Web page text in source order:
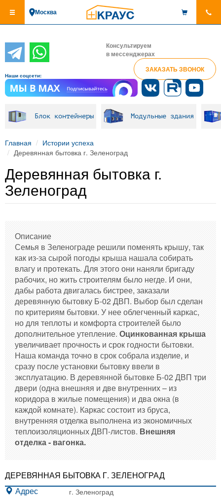
основному
Москва
Консультируем
в мессенджерах
ЗАКАЗАТЬ ЗВОНОК
Наши соцсети:
Блок контейнеры Модульные здания
Главная
Истории успеха
Деревянная бытовка г. Зеленоград
Деревянная бытовка г.
Зеленоград
Описание
Семья в Зеленограде решили поменять крышу, так
как из-за сырой погоды крыша нашала собирать
влагу и протекать. Для этого они наняли бригаду
рабочих, но жить строителям было негде. И они,
дабы работа двигалась бистрее, заказали
деревянную бытовку Б-02 ДВП. Выбор был сделан
по критериям бытовки. У нее облегченный каркас,
но для теплоты и комфорта строителей было
дополнительное утепление. Оцинкованная крыша
увеличивает прочность и срок годности бытовки.
Наша команда точно в срок собрала изделие, и
сразу после установки бытовку ввели в
эксплуатацию. В деревянной бытовке Б-02 ДВП три
двери (одна внешняя и две внутренних – из
коридора в жилые помещения) и два окна (в
каждой комнате). Каркас состоит из бруса,
внутренняя отделка выполнена из экономичных
теплоизоляционных ДВП-листов. Внешняя
отделка - вагонка.
ДЕРЕВЯННАЯ БЫТОВКА Г. ЗЕЛЕНОГРАД
Адрес г. Зеленоград